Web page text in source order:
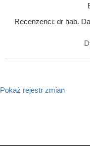
Recenzenci: dr hab.
Pokaż rejestr zmian